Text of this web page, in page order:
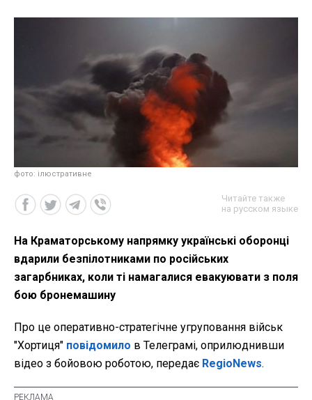
фото: ілюстративне
Читайте также
на русском языке
На Краматорському напрямку українські оборонці
вдарили безпілотниками по російських
загарбниках, коли ті намагалися евакуювати з поля
бою бронемашину
Про це оперативно-стратегічне угруповання військ
"Хортиця" повідомило в Телеграмі, оприлюднивши
відео з бойовою роботою, передає RegioNews.